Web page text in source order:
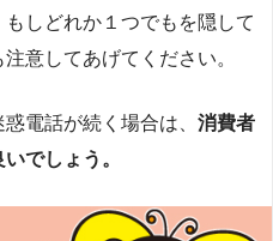
しどれか１つでもを隠して
意してあげてください。
電話が続く場合は、 消費者
でしょう。